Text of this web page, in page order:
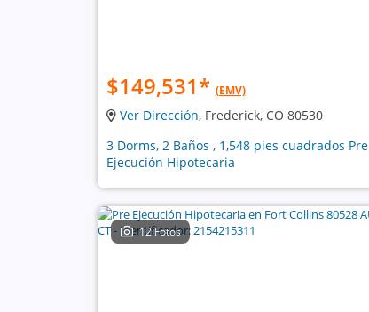
$149,531* (EMV)
Ver Dirección, Frederick, CO 80530
3 Dorms, 2 Baños , 1,548 pies cuadrados Pre
Ejecución Hipotecaria
12 Fotos